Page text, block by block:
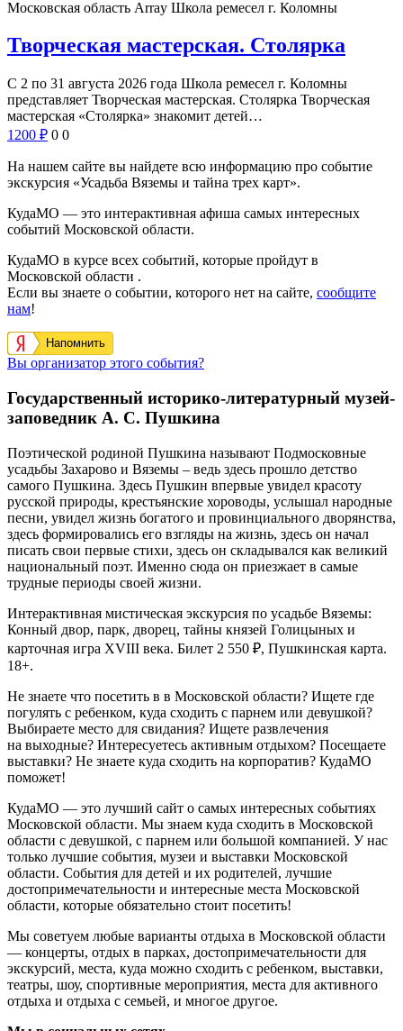
Московская область Array Школа ремесел г. Коломны
Творческая мастерская. Столярка
С 2 по 31 августа 2026 года Школа ремесел г. Коломны
представляет Творческая мастерская. Столярка Творческая
мастерская «Столярка» знакомит детей…
1200 ₽ 0 0
На нашем сайте вы найдете всю информацию про событие
экскурсия «Усадьба Вяземы и тайна трех карт».
КудаМО — это интерактивная афиша самых интересных
событий Московской области.
КудаМО в курсе всех событий, которые пройдут в
Московской области .
Если вы знаете о событии, которого нет на сайте, сообщите
нам!
Напомнить
Вы организатор этого события?
Государственный историко-литературный музей-
заповедник А. С. Пушкина
Поэтической родиной Пушкина называют Подмосковные
усадьбы Захарово и Вяземы – ведь здесь прошло детство
самого Пушкина. Здесь Пушкин впервые увидел красоту
русской природы, крестьянские хороводы, услышал народные
песни, увидел жизнь богатого и провинциального дворянства,
здесь формировались его взгляды на жизнь, здесь он начал
писать свои первые стихи, здесь он складывался как великий
национальный поэт. Именно сюда он приезжает в самые
трудные периоды своей жизни.
Интерактивная мистическая экскурсия по усадьбе Вяземы:
Конный двор, парк, дворец, тайны князей Голицыных и
карточная игра XVIII века. Билет 2 550 ₽, Пушкинская карта.
18+.
Не знаете что посетить в в Московской области? Ищете где
погулять с ребенком, куда сходить с парнем или девушкой?
Выбираете место для свидания? Ищете развлечения
на выходные? Интересуетесь активным отдыхом? Посещаете
выставки? Не знаете куда сходить на корпоратив? КудаМО
поможет!
КудаМО — это лучший сайт о самых интересных событиях
Московской области. Мы знаем куда сходить в Московской
области с девушкой, с парнем или большой компанией. У нас
только лучшие события, музеи и выставки Московской
области. События для детей и их родителей, лучшие
достопримечательности и интересные места Московской
области, которые обязательно стоит посетить!
Мы советуем любые варианты отдыха в Московской области
— концерты, отдых в парках, достопримечательности для
экскурсий, места, куда можно сходить с ребенком, выставки,
театры, шоу, спортивные мероприятия, места для активного
отдыха и отдыха с семьей, и многое другое.